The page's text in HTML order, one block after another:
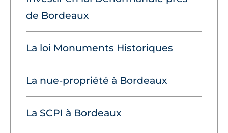
de Bordeaux
La loi Monuments Historiques
La nue-propriété à Bordeaux
La SCPI à Bordeaux